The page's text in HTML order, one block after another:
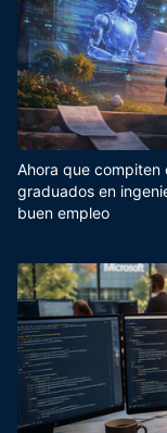
Ahora que compiten
graduados en
buen empleo